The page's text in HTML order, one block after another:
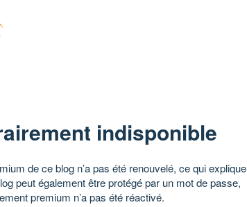
indisponible
de ce blog n’a pas été renouvelé, ce qui explique
peut également être protégé par un mot de passe,
premium n’a pas été réactivé.